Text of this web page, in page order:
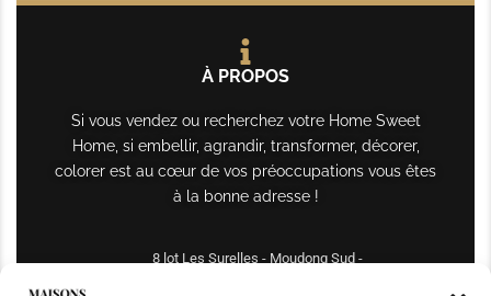
À PROPOS
Si vous vendez ou recherchez votre Home Sweet
Home, si embellir, agrandir, transformer, décorer,
colorer est au cœur de vos préoccupations vous êtes
à la bonne adresse !
8 lot Les Surelles - Moudong Sud -